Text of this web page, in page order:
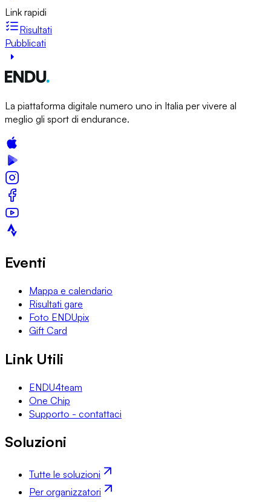
Link rapidi
Risultati
Pubblicati
La piattaforma digitale numero uno in Italia per vivere al
meglio gli sport di endurance.
Eventi
Mappa e calendario
Risultati gare
Foto ENDUpix
Gift Card
Link Utili
ENDU4team
One Chip
Supporto - contattaci
Soluzioni
Tutte le soluzioni
Per organizzatori